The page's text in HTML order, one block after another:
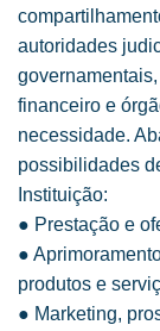
autoridades
financeiro e
necessidade.
possibilidades
Instituição:
● Prestação e
●
produtos e
● Marketing,